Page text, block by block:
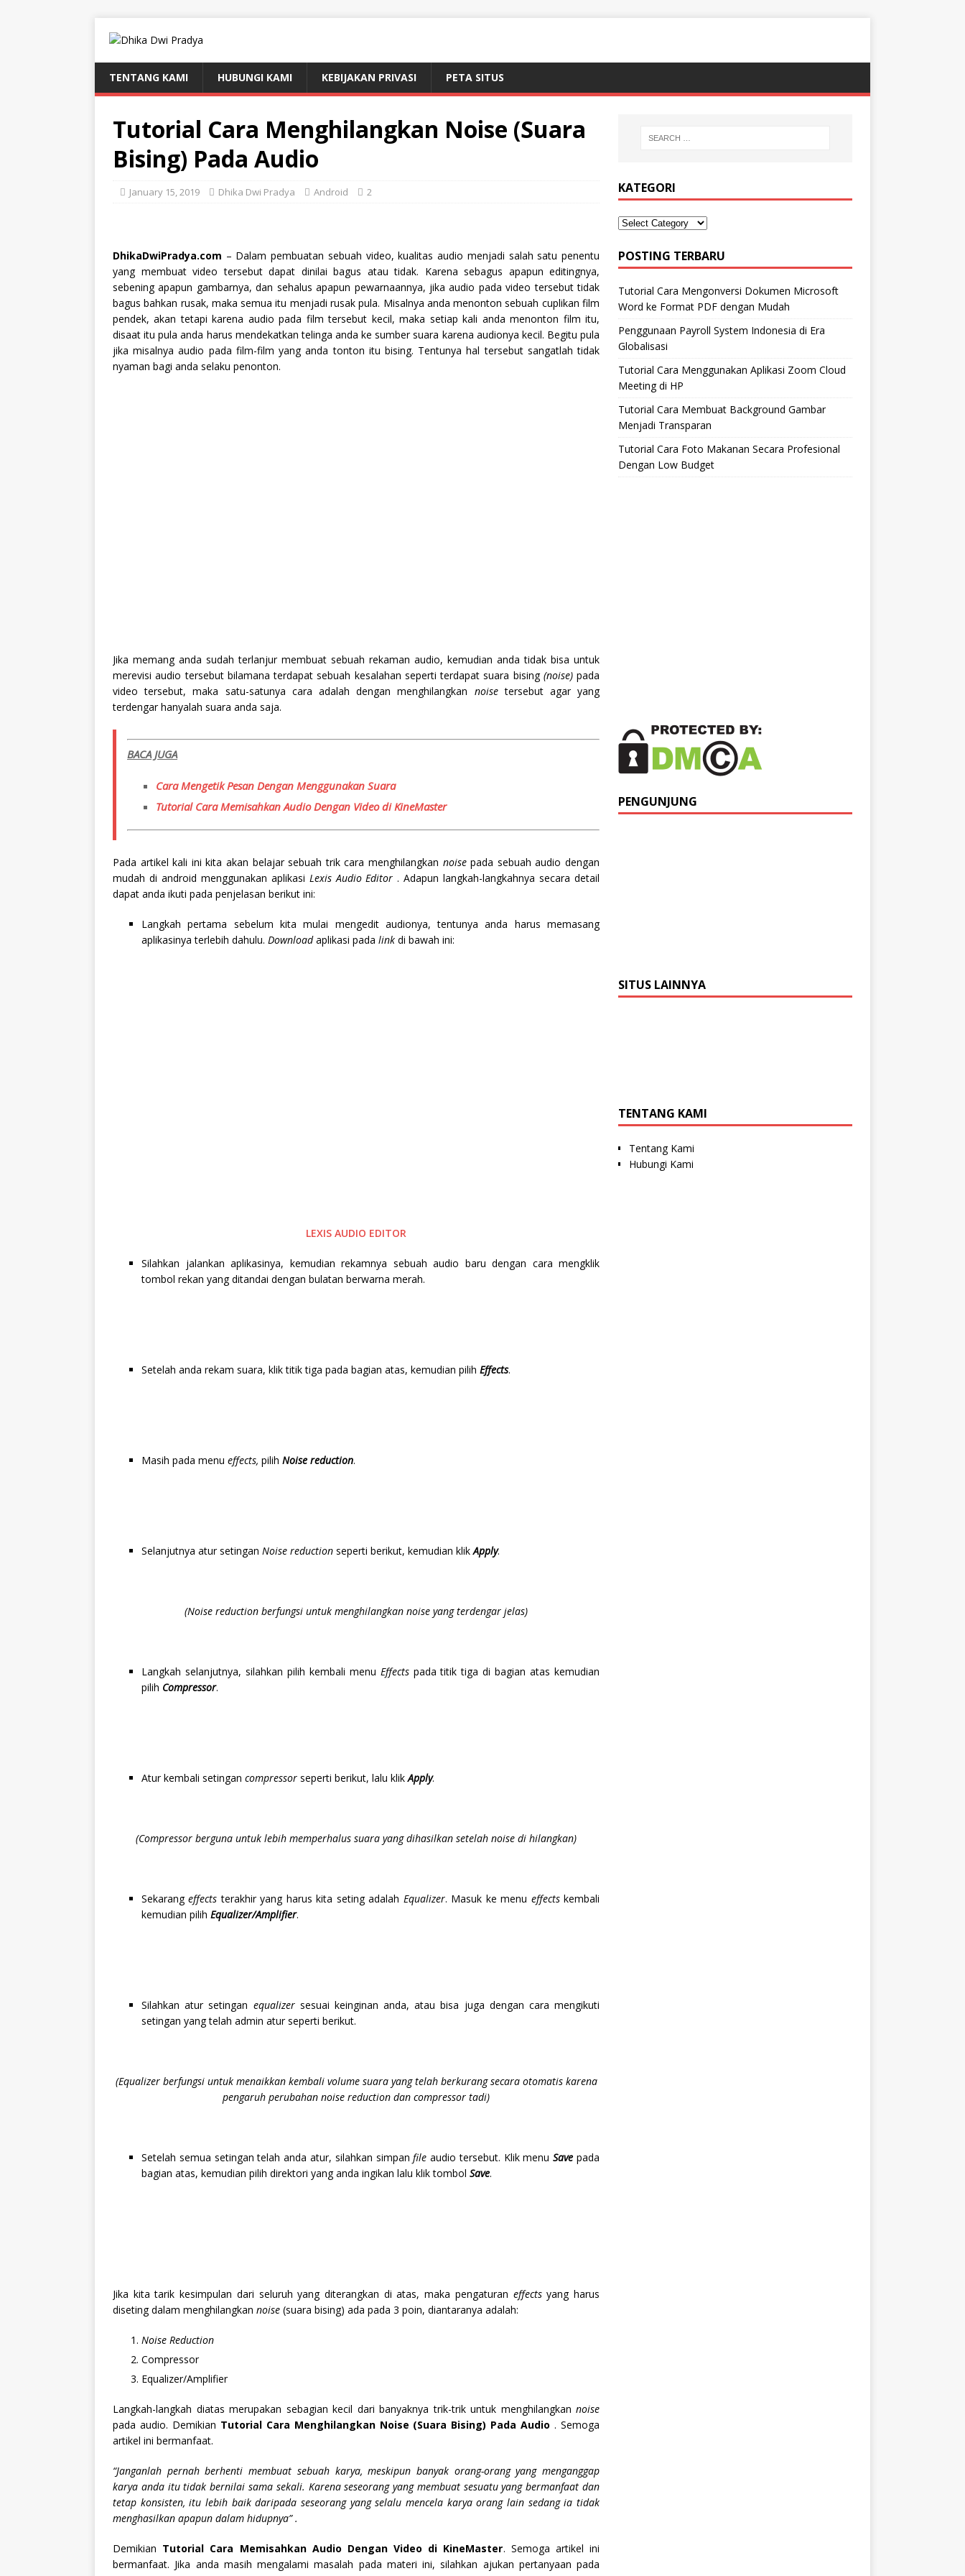
TENTANG KAMI HUBUNGI KAMI KEBIJAKAN PRIVASI PETA SITUS
Tutorial Cara Menghilangkan Noise (Suara
Bising) Pada Audio
January 15, 2019 Dhika Dwi Pradya Android 2
DhikaDwiPradya.com – Dalam pembuatan sebuah video, kualitas audio menjadi salah satu penentu
yang membuat video tersebut dapat dinilai bagus atau tidak. Karena sebagus apapun editingnya,
sebening apapun gambarnya, dan sehalus apapun pewarnaannya, jika audio pada video tersebut tidak
bagus bahkan rusak, maka semua itu menjadi rusak pula. Misalnya anda menonton sebuah cuplikan film
pendek, akan tetapi karena audio pada film tersebut kecil, maka setiap kali anda menonton film itu,
disaat itu pula anda harus mendekatkan telinga anda ke sumber suara karena audionya kecil. Begitu pula
jika misalnya audio pada film-film yang anda tonton itu bising. Tentunya hal tersebut sangatlah tidak
nyaman bagi anda selaku penonton.
Jika memang anda sudah terlanjur membuat sebuah rekaman audio, kemudian anda tidak bisa untuk
merevisi audio tersebut bilamana terdapat sebuah kesalahan seperti terdapat suara bising (noise)pada
video tersebut, maka satu-satunya cara adalah dengan menghilangkan noisetersebut agar yang
terdengar hanyalah suara anda saja.
BACA JUGA
Cara Mengetik Pesan Dengan Menggunakan Suara
Tutorial Cara Memisahkan Audio Dengan Video di KineMaster
Pada artikel kali ini kita akan belajar sebuah trik cara menghilangkan noisepada sebuah audio dengan
mudah di android menggunakan aplikasi Lexis Audio Editor . Adapun langkah-langkahnya secara detail
dapat anda ikuti pada penjelasan berikut ini:
Langkah pertama sebelum kita mulai mengedit audionya, tentunya anda harus memasang
aplikasinya terlebih dahulu. Downloadaplikasi pada link di bawah ini:
LEXIS AUDIO EDITOR
Silahkan jalankan aplikasinya, kemudian rekamnya sebuah audio baru dengan cara mengklik
tombol rekan yang ditandai dengan bulatan berwarna merah.
Setelah anda rekam suara, klik titik tiga pada bagian atas, kemudian pilih Effects.
Masih pada menu effects, pilih Noise reduction.
Selanjutnya atur setingan Noise reduction seperti berikut, kemudian klikApply.
(Noise reduction berfungsi untuk menghilangkan noise yang terdengar jelas)
Langkah selanjutnya, silahkan pilih kembali menu Effects pada titik tiga di bagian atas kemudian
pilih Compressor.
Atur kembali setingan compressor seperti berikut, lalu klikApply.
(Compressor berguna untuk lebih memperhalus suara yang dihasilkan setelah noise di hilangkan)
Sekarangeffectsterakhir yang harus kita seting adalah Equalizer. Masuk ke menu effectskembali
kemudian pilih Equalizer/Amplifier.
Silahkan atur setingan equalizer sesuai keinginan anda, atau bisa juga dengan cara mengikuti
setingan yang telah admin atur seperti berikut.
(Equalizer berfungsi untuk menaikkan kembali volume suara yang telah berkurang secara otomatis karena
pengaruh perubahan noise reduction dan compressor tadi)
Setelah semua setingan telah anda atur, silahkan simpanfileaudio tersebut. Klik menuSavepada
bagian atas, kemudian pilih direktori yang anda ingikan lalu klik tombol Save.
Jika kita tarik kesimpulan dari seluruh yang diterangkan di atas, maka pengaturan effectsyang harus
diseting dalam menghilangkan noise (suara bising) ada pada 3 poin, diantaranya adalah:
Noise Reduction
Compressor
Equalizer/Amplifier
Langkah-langkah diatas merupakan sebagian kecil dari banyaknya trik-trik untuk menghilangkannoise
pada audio. Demikian Tutorial Cara Menghilangkan Noise (Suara Bising) Pada Audio . Semoga
artikel ini bermanfaat.
“Janganlah pernah berhenti membuat sebuah karya, meskipun banyak orang-orang yang menganggap
karya anda itu tidak bernilai sama sekali. Karena seseorang yang membuat sesuatu yang bermanfaat dan
tetap konsisten, itu lebih baik daripada seseorang yang selalu mencela karya orang lain sedang ia tidak
menghasilkan apapun dalam hidupnya” .
Demikian Tutorial Cara Memisahkan Audio Dengan Video di KineMaster. Semoga artikel ini
bermanfaat. Jika anda masih mengalami masalah pada materi ini, silahkan ajukan pertanyaan pada
KATEGORI
POSTING TERBARU
Tutorial Cara Mengonversi Dokumen Microsoft
Word ke Format PDF dengan Mudah
Penggunaan Payroll System Indonesia di Era
Globalisasi
Tutorial Cara Menggunakan Aplikasi Zoom Cloud
Meeting di HP
Tutorial Cara Membuat Background Gambar
Menjadi Transparan
Tutorial Cara Foto Makanan Secara Profesional
Dengan Low Budget
PENGUNJUNG
SITUS LAINNYA
TENTANG KAMI
Tentang Kami
Hubungi Kami